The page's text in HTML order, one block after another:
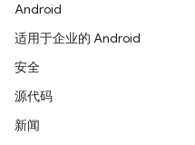
Android
适用于企业的 Android
安全
源代码
新闻